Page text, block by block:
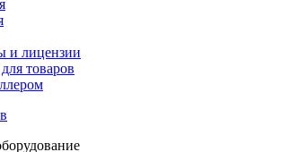
и лицензии
товаров